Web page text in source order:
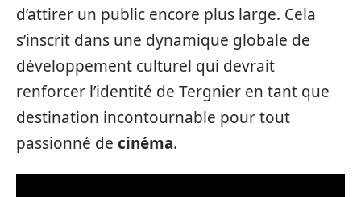
d’attirer un public encore plus large. Cela
s’inscrit dans une dynamique globale de
développement culturel qui devrait
renforcer l’identité de Tergnier en tant que
destination incontournable pour tout
passionné de cinéma.